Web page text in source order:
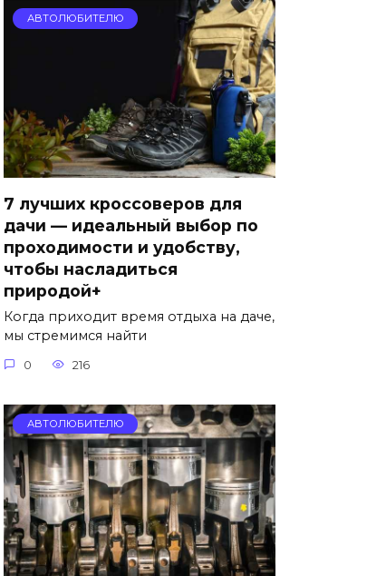
АВТОЛЮБИТЕЛЮ
7 лучших кроссоверов для
дачи — идеальный выбор по
проходимости и удобству,
чтобы насладиться
природой+
Когда приходит время отдыха на даче,
мы стремимся найти
0 216
АВТОЛЮБИТЕЛЮ